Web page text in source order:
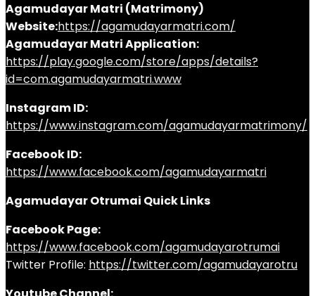
Agamudayar Matri (Matrimony)
Website:https://agamudayarmatri.com/
Agamudayar Matri Application:
https://play.google.com/store/apps/details?
id=com.agamudayarmatri.www
Instagram ID:
https://www.instagram.com/agamudayarmatrimony/
Facebook ID:
https://www.facebook.com/agamudayarmatri
Agamudayar Otrumai Quick Links
Facebook Page:
https://www.facebook.com/agamudayarotrumai
Twitter Profile: https://twitter.com/agamudayarotru